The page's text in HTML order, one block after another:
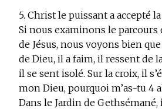
5. Christ le puissant a accepté
Si nous examinons le parcours
de Jésus, nous voyons bien
de Dieu, il a faim, il ressent de
il se sent isolé. Sur la croix, il
mon Dieu, pourquoi m’as-tu 4
Dans le Jardin de Gethsémané,